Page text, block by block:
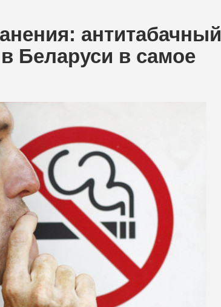
антитабачный
Беларуси в самое